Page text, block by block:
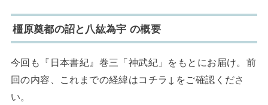
橿原奠都の詔と八紘為宇 の概要
今回も『日本書紀』巻三「神武紀」をもとにお届け。前
回の内容、これまでの経緯はコチラ↓をご確認くださ
い。